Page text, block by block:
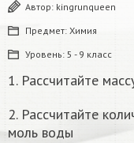
Автор: kingrunqueen
Предмет: Химия
Уровень: 5 - 9 класс
1. Рассчитайте
2. Рассчитайте
моль воды